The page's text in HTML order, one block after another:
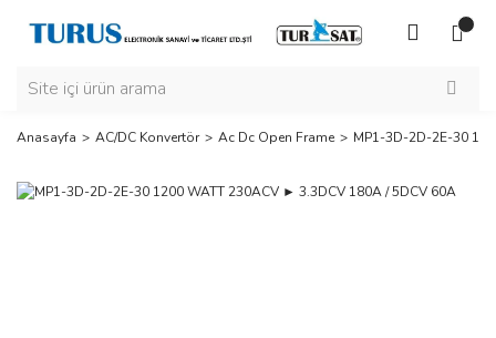
Anasayfa AC/DC Konvertör Ac Dc Open Frame MP1-3D-2D-2E-30